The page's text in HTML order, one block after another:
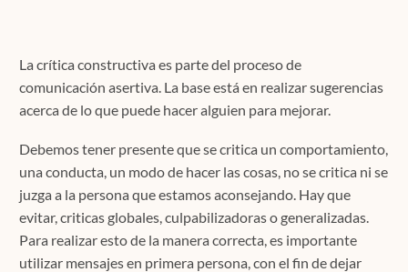
La crítica constructiva es parte del proceso de
comunicación asertiva. La base está en realizar sugerencias
acerca de lo que puede hacer alguien para mejorar.
Debemos tener presente que se critica un comportamiento,
una conducta, un modo de hacer las cosas, no se critica ni se
juzga a la persona que estamos aconsejando. Hay que
evitar, criticas globales, culpabilizadoras o generalizadas.
Para realizar esto de la manera correcta, es importante
utilizar mensajes en primera persona, con el fin de dejar